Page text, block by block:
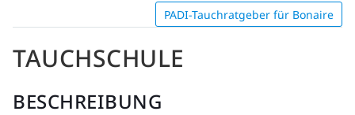
PADI-Tauchratgeber für Bonaire
TAUCHSCHULE
BESCHREIBUNG